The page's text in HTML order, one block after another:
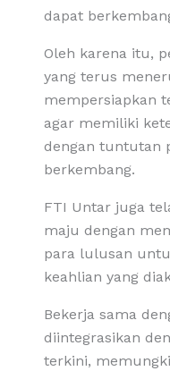
dapat
Oleh karena itu,
yang terus
mempersiapkan
agar memiliki
dengan tuntutan
berkembang.
FTI Untar juga
maju dengan
para lulusan
keahlian yang
Bekerja sama
diintegrasikan
terkini,